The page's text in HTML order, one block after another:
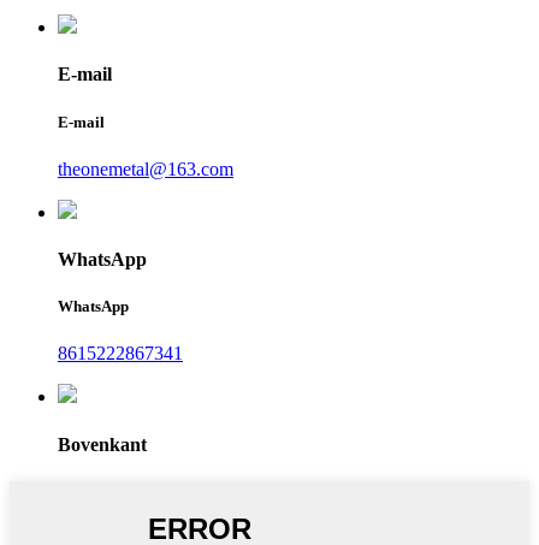
E-mail
E-mail
theonemetal@163.com
WhatsApp
WhatsApp
8615222867341
Bovenkant